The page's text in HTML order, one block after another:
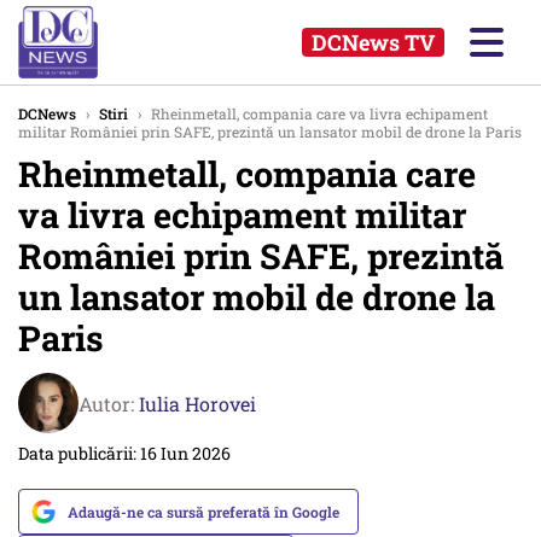
DCNews TV
DCNews › Stiri › Rheinmetall, compania care va livra echipament
militar României prin SAFE, prezintă un lansator mobil de drone la Paris
Rheinmetall, compania care
va livra echipament militar
României prin SAFE, prezintă
un lansator mobil de drone la
Paris
Autor:Iulia Horovei
Data publicării: 16 Iun 2026
Adaugă-ne ca sursă preferată în Google